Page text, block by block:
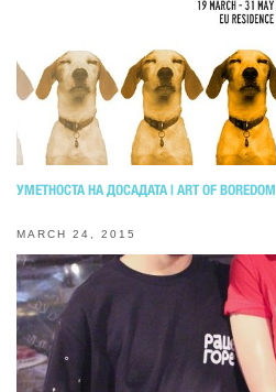
УМЕТНОСТА НА ДОСАДАТА | ART OF BOREDOM
MARCH 24, 2015